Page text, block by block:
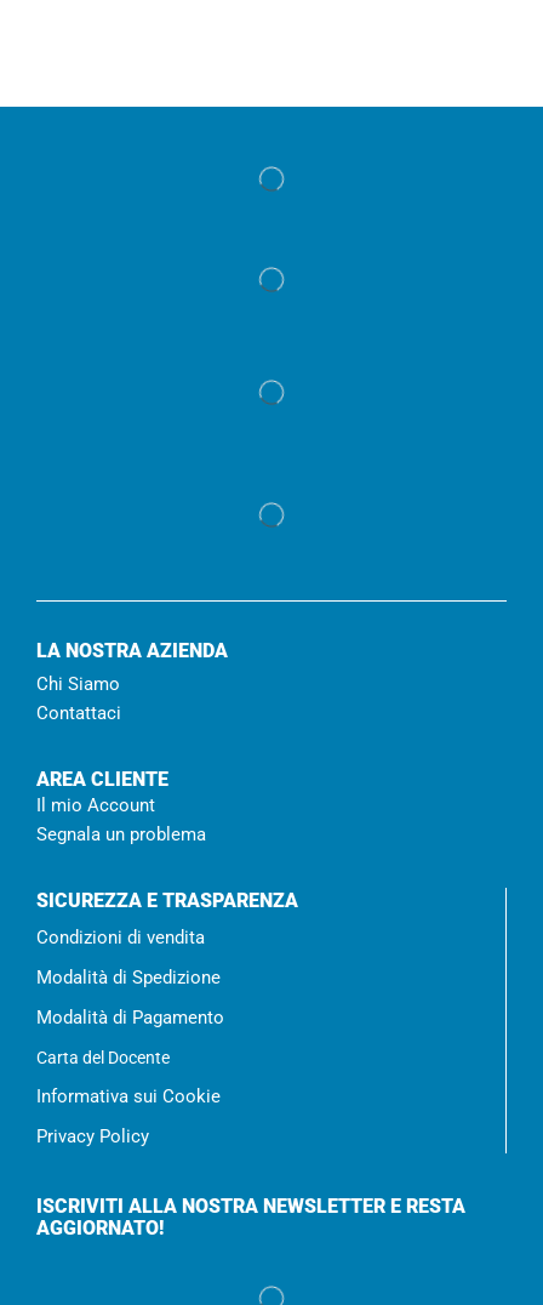
LA NOSTRA AZIENDA
Chi Siamo
Contattaci
AREA CLIENTE
Il mio Account
Segnala un problema
SICUREZZA E TRASPARENZA
Condizioni di vendita
Modalità di Spedizione
Modalità di Pagamento
Carta del Docente
Informativa sui Cookie
Privacy Policy
ISCRIVITI ALLA NOSTRA NEWSLETTER E RESTA
AGGIORNATO!